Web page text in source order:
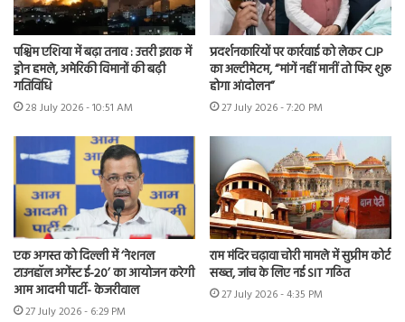
पश्चिम एशिया में बढ़ा तनाव : उत्तरी इराक में
ड्रोन हमले, अमेरिकी विमानों की बढ़ी
गतिविधि
28 July 2026 - 10:51 AM
प्रदर्शनकारियों पर कार्रवाई को लेकर CJP
का अल्टीमेटम, “मांगें नहीं मानीं तो फिर शुरू
होगा आंदोलन”
27 July 2026 - 7:20 PM
एक अगस्त को दिल्ली में ‘नेशनल
टाउनहॉल अगेंस्ट ई-20’ का आयोजन करेगी
आम आदमी पार्टी- केजरीवाल
27 July 2026 - 6:29 PM
राम मंदिर चढ़ावा चोरी मामले में सुप्रीम कोर्ट
सख्त, जांच के लिए नई SIT गठित
27 July 2026 - 4:35 PM